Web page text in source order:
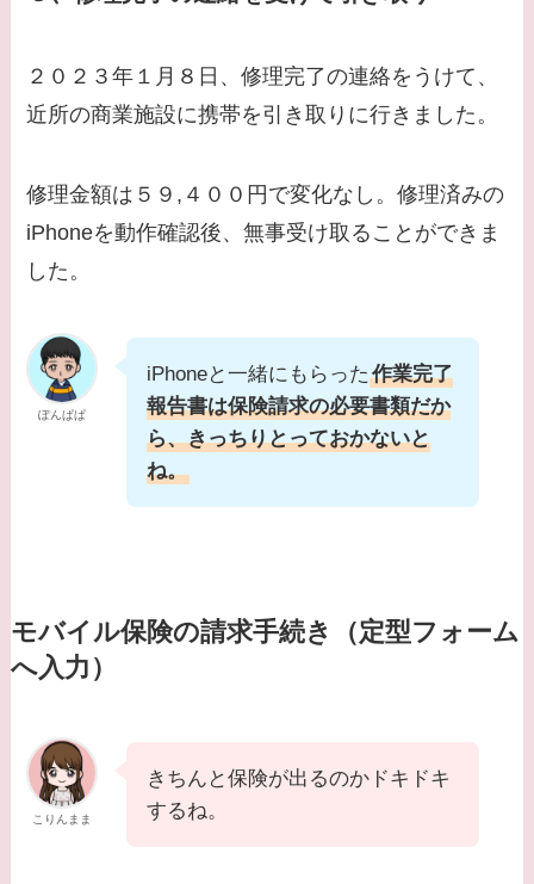
２０２３年１月８日、修理完了の連絡をうけて、
近所の商業施設に携帯を引き取りに行きました。
修理金額は５９,４００円で変化なし。修理済みの
iPhoneを動作確認後、無事受け取ることができま
した。
ぽんぱぱ
iPhoneと一緒にもらった作業完了
報告書は保険請求の必要書類だか
ら、きっちりとっておかないと
ね。
モバイル保険の請求手続き（定型フォーム
へ入力）
こりんまま
きちんと保険が出るのかドキドキ
するね。